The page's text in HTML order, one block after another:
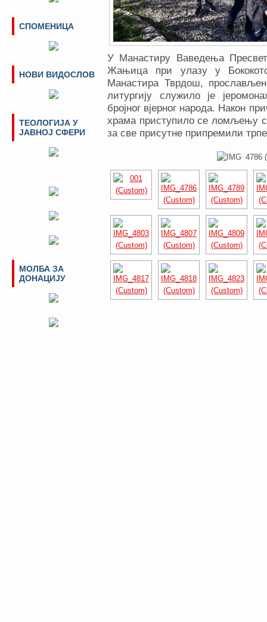
У Манастиру Ваведења
Жањица при улазу у
Манастира Тврдош,
литургију служило је
бројног вјерног народа. Након
храма приступило се ломљењу
за све присутне припремили
СПОМЕНИЦА
НОВИ ВИДОСЛОВ
ТЕОЛОГИЈА У
ЈАВНОЈ СФЕРИ
МОЛБА ЗА
ДОНАЦИЈУ